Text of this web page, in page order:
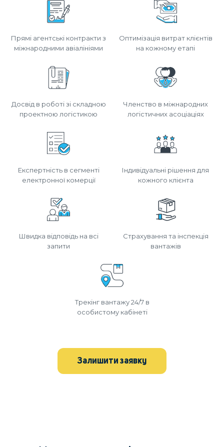
Прямі агентські контракти з
міжнародними авіалініями
Оптимізація витрат клієнтів
на кожному етапі
Досвід в роботі зі складною
проектною логістикою
Членство в міжнародних
логістичних асоціаціях
Експертність в сегменті
електронної комерції
Індивідуальні рішення для
кожного клієнта
Швидка відповідь на всі
запити
Страхування та інспекція
вантажів
Трекінг вантажу 24/7 в
особистому кабінеті
Залишити заявку